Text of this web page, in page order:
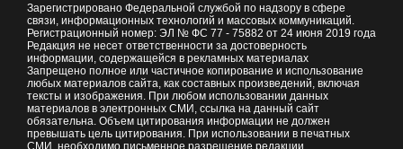
Зарегистрировано Федеральной службой по надзору в сфере
связи, информационных технологий и массовых коммуникаций.
Регистрационный номер: ЭЛ № ФС 77 - 75882 от 24 июня 2019 года
Редакция не несет ответственности за достоверность
информации, содержащейся в рекламных материалах
Запрещено полное или частичное копирование и использование
любых материалов сайта, как составных произведений, включая
тексты и изображения. При любом использовании данных
материалов в электронных СМИ, ссылка на данный сайт
обязательна. Объем цитирования информации не должен
превышать цель цитирования. При использовании в печатных
СМИ, необходимо письменное разрешение редакции.